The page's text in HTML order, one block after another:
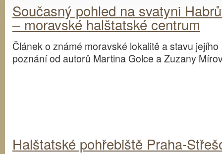
Současný pohled na svatyni
‒ moravské halštatské centrum
Článek o známé moravské lokalitě a stavu jejího
poznání od autorů Martina Golce a Zuzany
Halštatské pohřebiště Praha-